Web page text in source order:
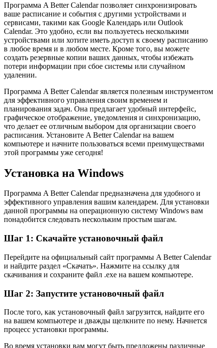
Программа A Better Calendar позволяет синхронизировать
ваше расписание и события с другими устройствами и
сервисами, такими как Google Календарь или Outlook
Calendar. Это удобно, если вы пользуетесь несколькими
устройствами или хотите иметь доступ к своему расписанию
в любое время и в любом месте. Кроме того, вы можете
создать резервные копии ваших данных, чтобы избежать
потери информации при сбое системы или случайном
удалении.
Программа A Better Calendar является полезным инструментом
для эффективного управления своим временем и
планирования задач. Она предлагает удобный интерфейс,
графическое отображение, уведомления и синхронизацию,
что делает ее отличным выбором для организации своего
расписания. Установите A Better Calendar на вашем
компьютере и начните пользоваться всеми преимуществами
этой программы уже сегодня!
Установка на Windows
Программа A Better Calendar предназначена для удобного и
эффективного управления вашим календарем. Для установки
данной программы на операционную систему Windows вам
понадобится следовать нескольким простым шагам.
Шаг 1: Скачайте установочный файл
Перейдите на официальный сайт программы A Better Calendar
и найдите раздел «Скачать». Нажмите на ссылку для
скачивания и сохраните файл .exe на вашем компьютере.
Шаг 2: Запустите установочный файл
После того, как установочный файл загрузится, найдите его
на вашем компьютере и дважды щелкните по нему. Начнется
процесс установки программы.
Во время установки вам могут быть предложены различные